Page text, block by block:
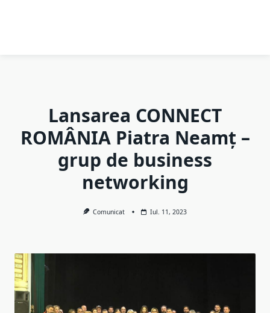
Lansarea CONNECT
ROMÂNIA Piatra Neamț –
grup de business
networking
Comunicat Iul. 11, 2023